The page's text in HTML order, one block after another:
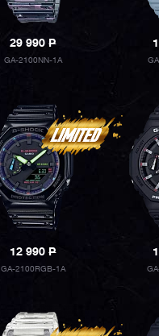
29 990P
GA-2100NN-1A
12 990P
GA-2100RGB-1A